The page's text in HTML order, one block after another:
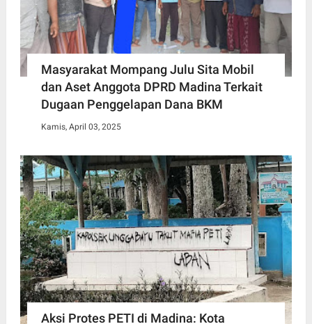
Masyarakat Mompang Julu Sita Mobil
dan Aset Anggota DPRD Madina Terkait
Dugaan Penggelapan Dana BKM
Kamis, April 03, 2025
Aksi Protes PETI di Madina: Kota